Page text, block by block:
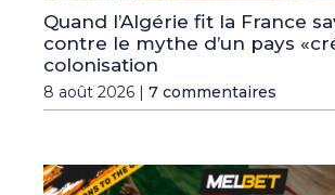
Quand l’Algérie fit la France
contre le mythe d’un pays
colonisation
8 août 2026 | 7 commentaires